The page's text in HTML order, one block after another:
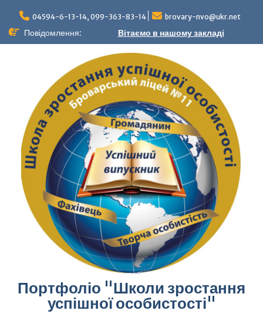
04594-6-13-14, 099-363-83-14 brovary-nvo@ukr.net
Повідомлення: Вітаємо в нашому закладі
Портфоліо "Школи зростання
успішної особистості"